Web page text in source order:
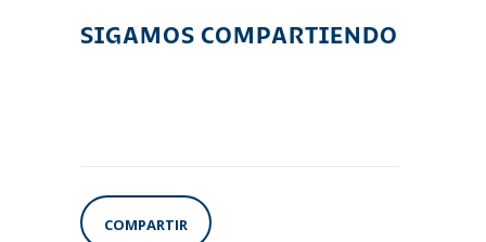
SIGAMOS COMPARTIENDO
COMPARTIR